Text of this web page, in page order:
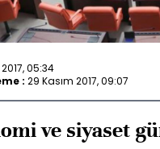
05:34
: 29 Kasım 2017, 09:07
ve siyaset